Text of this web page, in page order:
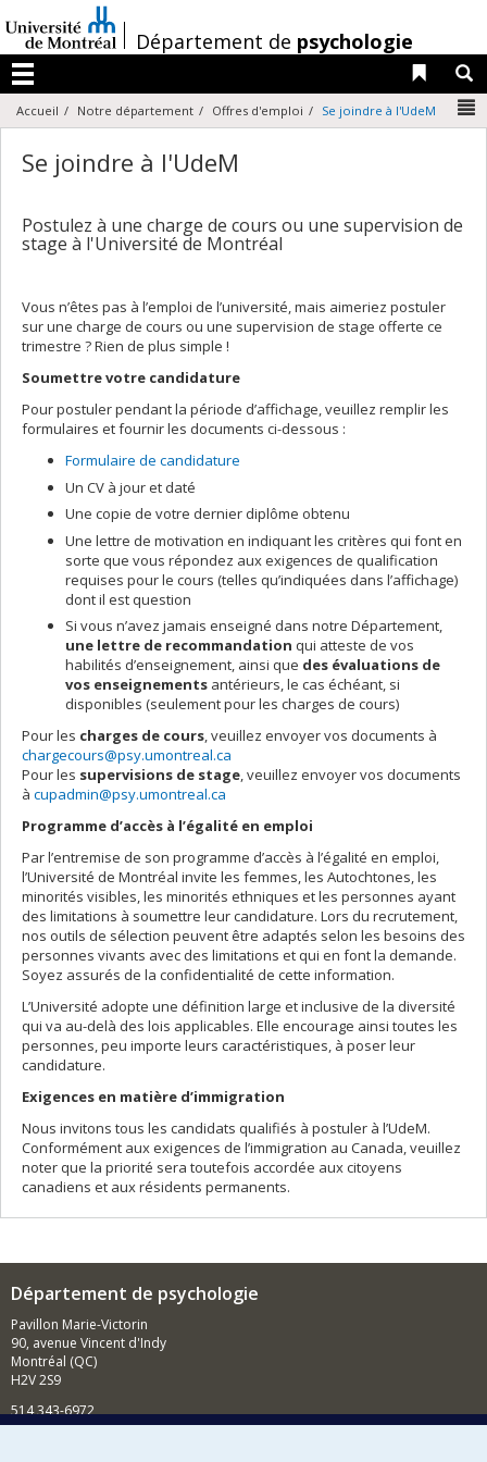
au
contenu
/Département de psychologie
Menu
Liens
Accueil Notre département Offres d'emploi Se joindre à l'UdeM
Se joindre à l'UdeM
Postulez à une charge de cours ou une supervision de
stage à l'Université de Montréal
Vous n’êtes pas à l’emploi de l’université, mais aimeriez postuler
sur une charge de cours ou une supervision de stage offerte ce
trimestre ? Rien de plus simple !
Soumettre votre candidature
Pour postuler pendant la période d’affichage, veuillez remplir les
formulaires et fournir les documents ci-dessous :
Formulaire de candidature
Un CV à jour et daté
Une copie de votre dernier diplôme obtenu
Une lettre de motivation en indiquant les critères qui font en
sorte que vous répondez aux exigences de qualification
requises pour le cours (telles qu’indiquées dans l’affichage)
dont il est question
Si vous n’avez jamais enseigné dans notre Département,
une lettre de recommandation qui atteste de vos
habilités d’enseignement, ainsi que des évaluations de
vos enseignements antérieurs, le cas échéant, si
disponibles (seulement pour les charges de cours)
Pour les charges de cours, veuillez envoyer vos documents à
chargecours@psy.umontreal.ca
Pour les supervisions de stage, veuillez envoyer vos documents
à cupadmin@psy.umontreal.ca
Programme d’accès à l’égalité en emploi
Par l’entremise de son programme d’accès à l’égalité en emploi,
l’Université de Montréal invite les femmes, les Autochtones, les
minorités visibles, les minorités ethniques et les personnes ayant
des limitations à soumettre leur candidature. Lors du recrutement,
nos outils de sélection peuvent être adaptés selon les besoins des
personnes vivants avec des limitations et qui en font la demande.
Soyez assurés de la confidentialité de cette information.
L’Université adopte une définition large et inclusive de la diversité
qui va au-delà des lois applicables. Elle encourage ainsi toutes les
personnes, peu importe leurs caractéristiques, à poser leur
candidature.
Exigences en matière d’immigration
Nous invitons tous les candidats qualifiés à postuler à l’UdeM.
Conformément aux exigences de l’immigration au Canada, veuillez
noter que la priorité sera toutefois accordée aux citoyens
canadiens et aux résidents permanents.
Département de psychologie
Pavillon Marie-Victorin
90, avenue Vincent d'Indy
Montréal (QC)
H2V 2S9
514 343-6972